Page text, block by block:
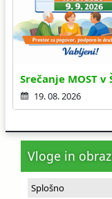
Srečanje MOST v
19. 08. 2026
Vloge in
Splošno